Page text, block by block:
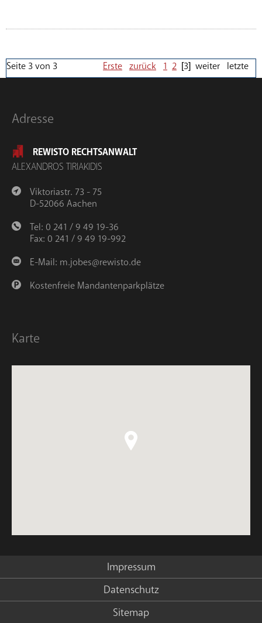
Seite 3 von 3 Erste zurück 1 2 [3] weiter letzte
Adresse
REWISTO RECHTSANWALT
ALEXANDROS TIRIAKIDIS
Viktoriastr. 73 - 75
D-52066 Aachen
Tel: 0 241 / 9 49 19-36
Fax: 0 241 / 9 49 19-992
E-Mail: m.jobes@rewisto.de
Kostenfreie Mandantenparkplätze
Karte
Impressum
Datenschutz
Sitemap